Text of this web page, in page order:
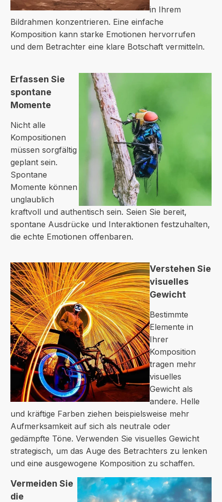
in Ihrem
Bildrahmen konzentrieren. Eine einfache
Komposition kann starke Emotionen hervorrufen
und dem Betrachter eine klare Botschaft vermitteln.
Erfassen Sie
spontane
Momente
Nicht alle
Kompositionen
müssen sorgfältig
geplant sein.
Spontane
Momente können
unglaublich
kraftvoll und authentisch sein. Seien Sie bereit,
spontane Ausdrücke und Interaktionen festzuhalten,
die echte Emotionen offenbaren.
Verstehen Sie
visuelles
Gewicht
Bestimmte
Elemente in
Ihrer
Komposition
tragen mehr
visuelles
Gewicht als
andere. Helle
und kräftige Farben ziehen beispielsweise mehr
Aufmerksamkeit auf sich als neutrale oder
gedämpfte Töne. Verwenden Sie visuelles Gewicht
strategisch, um das Auge des Betrachters zu lenken
und eine ausgewogene Komposition zu schaffen.
Vermeiden Sie
die